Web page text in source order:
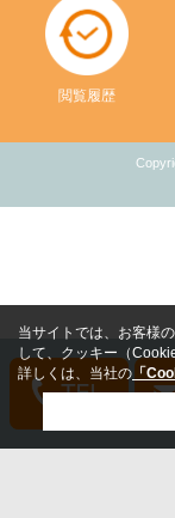
閲覧履歴
当サイトでは、お客様
して、クッキー（
詳しくは、当社の 「